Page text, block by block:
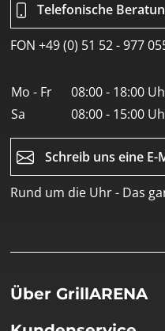
Telefonische
FON +49 (0) 51 52 - 977
Mo - Fr
08:00 - 18:00
Sa
08:00 - 15:00
Schreib uns eine E-
Rund um die Uhr - Das
Über GrillARENA